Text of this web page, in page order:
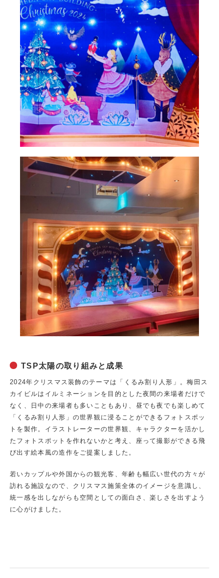
TSP太陽の取り組みと成果
2024年クリスマス装飾のテーマは「くるみ割り人形」。梅田ス
カイビルはイルミネーションを目的とした夜間の来場者だけで
なく、日中の来場者も多いこともあり、昼でも夜でも楽しめて
「くるみ割り人形」の世界観に浸ることができるフォトスポッ
トを製作。イラストレーターの世界観、キャラクターを活かし
たフォトスポットを作れないかと考え、座って撮影ができる飛
び出す絵本風の造作をご提案しました。
若いカップルや外国からの観光客、年齢も幅広い世代の方々が
訪れる施設なので、クリスマス施策全体のイメージを意識し、
統一感を出しながらも空間としての面白さ、楽しさを出すよう
に心がけました。